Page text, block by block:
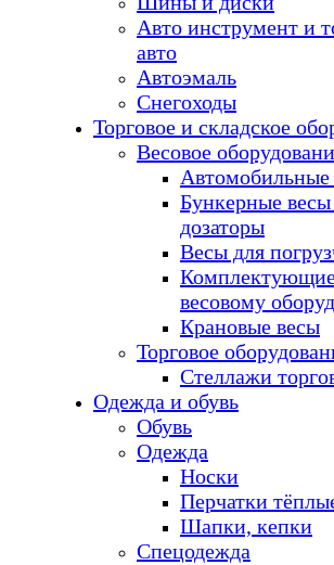
Авто инструмент и
авто
Автоэмаль
Снегоходы
Торговое и складское
Весовое
Автомобильные
Бункерные
дозаторы
Весы для
весовому
Крановые весы
Торговое
Стеллажи
Одежда и обувь
Обувь
Одежда
Носки
Перчатки
Шапки, кепки
Спецодежда